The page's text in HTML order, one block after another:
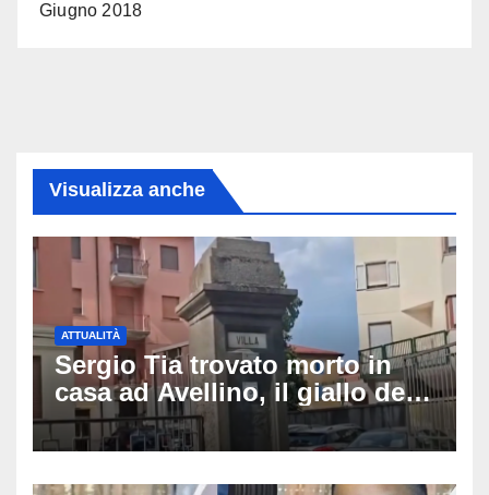
Giugno 2018
Visualizza anche
ATTUALITÀ
Sergio Tia trovato morto in
casa ad Avellino, il giallo della
porta socchiusa: disposta
l’autopsia